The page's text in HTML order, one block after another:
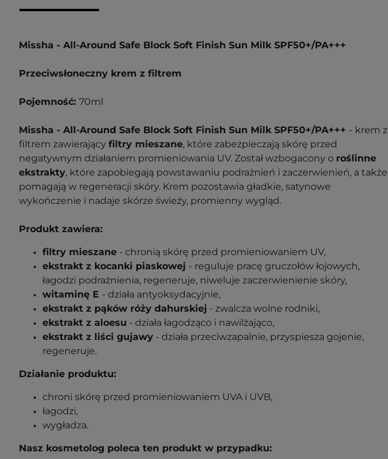
Missha - All-Around Safe Block Soft Finish Sun Milk SPF50+/PA+++
Przeciwsłoneczny krem z filtrem
Pojemność: 70ml
Missha - All-Around Safe Block Soft Finish Sun Milk SPF50+/PA+++ - krem z
filtrem zawierający filtry mieszane, które zabezpieczają skórę przed
negatywnym działaniem promieniowania UV. Został wzbogacony o roślinne
ekstrakty, które zapobiegają powstawaniu podrażnień i zaczerwienień, a także
pomagają w regeneracji skóry. Krem pozostawia gładkie, satynowe
wykończenie i nadaje skórze świeży, promienny wygląd.
Produkt zawiera:
filtry mieszane - chronią skórę przed promieniowaniem UV,
ekstrakt z kocanki piaskowej - reguluje pracę gruczołów łojowych,
łagodzi podrażnienia, regeneruje, niweluje zaczerwienienie skóry,
witaminę E - działa antyoksydacyjnie,
ekstrakt z pąków róży dahurskiej - zwalcza wolne rodniki,
ekstrakt z aloesu - działa łagodząco i nawilżająco,
ekstrakt z liści gujawy - działa przeciwzapalnie, przyspiesza gojenie,
regeneruje.
Działanie produktu:
chroni skórę przed promieniowaniem UVA i UVB,
łagodzi,
wygładza.
Nasz kosmetolog poleca ten produkt w przypadku: